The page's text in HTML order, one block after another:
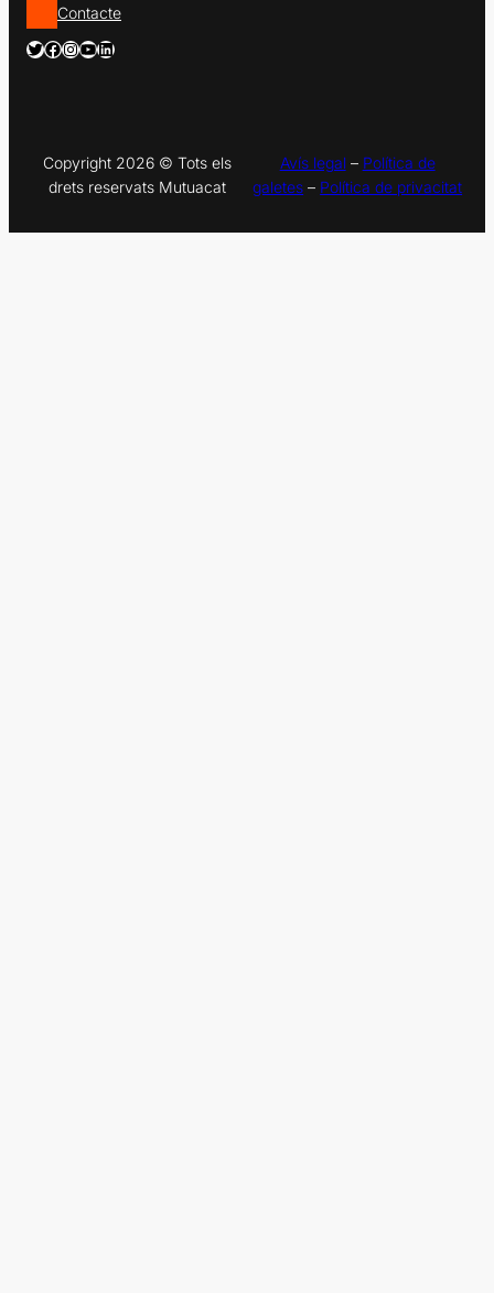
Contacte
Twitter Facebook InstagramYouTube LinkedIn
Copyright 2026 © Tots els
drets reservats Mutuacat​
Avís legal – Política de
galetes – Política de privacitat